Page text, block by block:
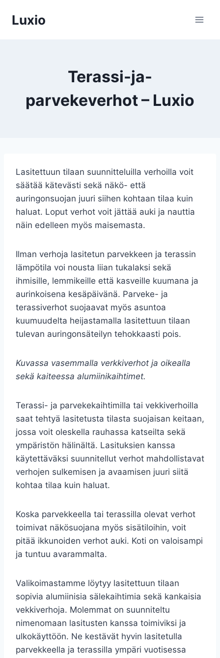
sisältöön
Luxio
Terassi-ja-
parvekeverhot – Luxio
Lasitettuun tilaan suunnitteluilla verhoilla voit
säätää kätevästi sekä näkö- että
auringonsuojan juuri siihen kohtaan tilaa kuin
haluat. Loput verhot voit jättää auki ja nauttia
näin edelleen myös maisemasta.
Ilman verhoja lasitetun parvekkeen ja terassin
lämpötila voi nousta liian tukalaksi sekä
ihmisille, lemmikeille että kasveille kuumana ja
aurinkoisena kesäpäivänä. Parveke- ja
terassiverhot suojaavat myös asuntoa
kuumuudelta heijastamalla lasitettuun tilaan
tulevan auringonsäteilyn tehokkaasti pois.
Kuvassa vasemmalla verkkiverhot ja oikealla
sekä kaiteessa alumiinikaihtimet.
Terassi- ja parvekekaihtimilla tai vekkiverhoilla
saat tehtyä lasitetusta tilasta suojaisan keitaan,
jossa voit oleskella rauhassa katseilta sekä
ympäristön hälinältä. Lasituksien kanssa
käytettäväksi suunnitellut verhot mahdollistavat
verhojen sulkemisen ja avaamisen juuri siitä
kohtaa tilaa kuin haluat.
Koska parvekkeella tai terassilla olevat verhot
toimivat näkösuojana myös sisätiloihin, voit
pitää ikkunoiden verhot auki. Koti on valoisampi
ja tuntuu avarammalta.
Valikoimastamme löytyy lasitettuun tilaan
sopivia alumiinisia sälekaihtimia sekä kankaisia
vekkiverhoja. Molemmat on suunniteltu
nimenomaan lasitusten kanssa toimiviksi ja
ulkokäyttöön. Ne kestävät hyvin lasitetulla
parvekkeella ja terassilla ympäri vuotisessa